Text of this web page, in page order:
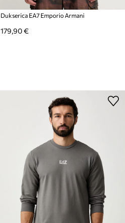
Dukserica EA7 Emporio Armani
179,90 €